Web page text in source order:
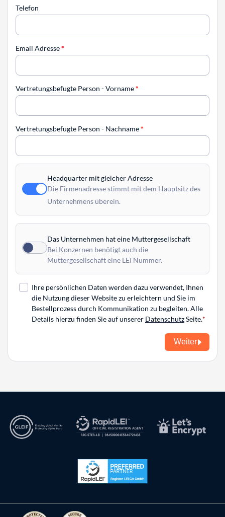
Telefon
Email Adresse*
Vertretungsbefugte Person - Vorname*
Vertretungsbefugte Person - Nachname*
Headquarter mit gleicher Adresse
Die Firmenadresse stimmt mit dem Hauptsitz des
Unternehmens überein.
Das Unternehmen hat eine Muttergesellschaft
Bei Konzernen benötigt auch die
Muttergesellschaft eine LEI Nummer.
Ihre persönlichen Daten werden dazu verwendet, Ihnen
die Nutzung dieser Website zu erleichtern und Sie im
Bestellprozess durch Kommunikation zu begleiten. Alle
Details hierzu finden Sie auf unserer DatenschutzSeite.
Weiter